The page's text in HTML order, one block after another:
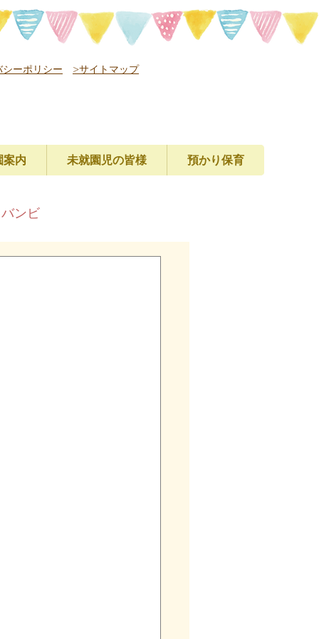
ーポリシー >サイトマップ
案内 未就園児の皆様 預かり保育
ンビ